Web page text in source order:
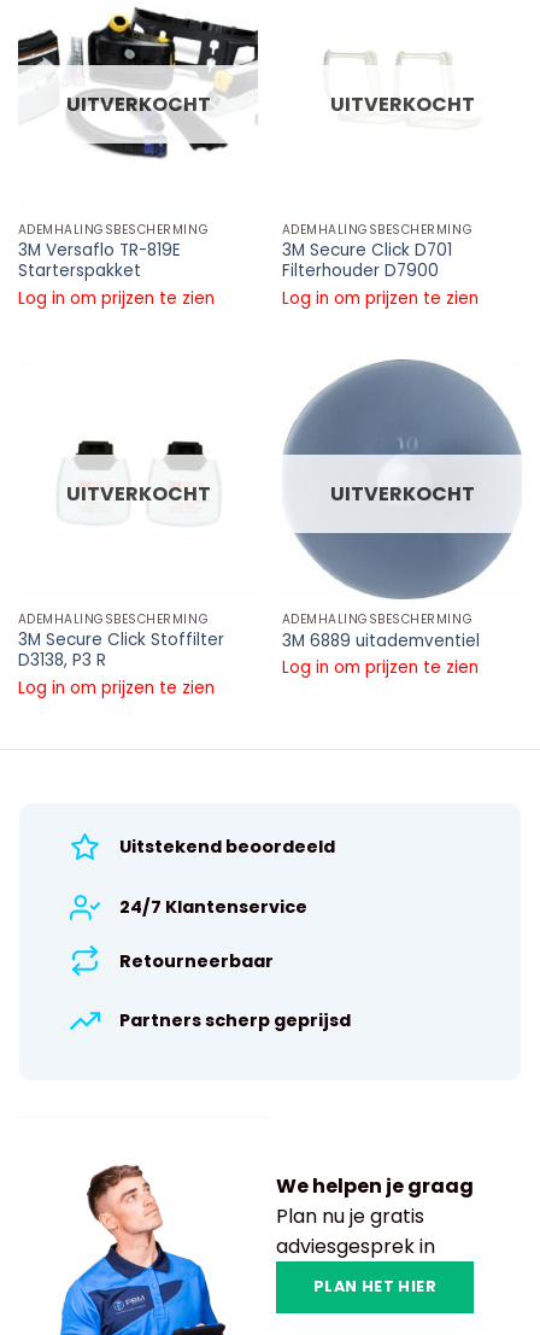
UITVERKOCHT
ADEMHALINGSBESCHERMING
3M Versaflo TR-819E
Starterspakket
Log in om prijzen te zien
UITVERKOCHT
ADEMHALINGSBESCHERMING
3M Secure Click D701
Filterhouder D7900
Log in om prijzen te zien
UITVERKOCHT
ADEMHALINGSBESCHERMING
3M Secure Click Stoffilter
D3138, P3 R
Log in om prijzen te zien
UITVERKOCHT
ADEMHALINGSBESCHERMING
3M 6889 uitademventiel
Log in om prijzen te zien
We helpen je graag
Plan nu je gratis
adviesgesprek in
PLAN HET HIER
Uitstekend beoordeeld
24/7 Klantenservice
Retourneerbaar
Partners scherp geprijsd